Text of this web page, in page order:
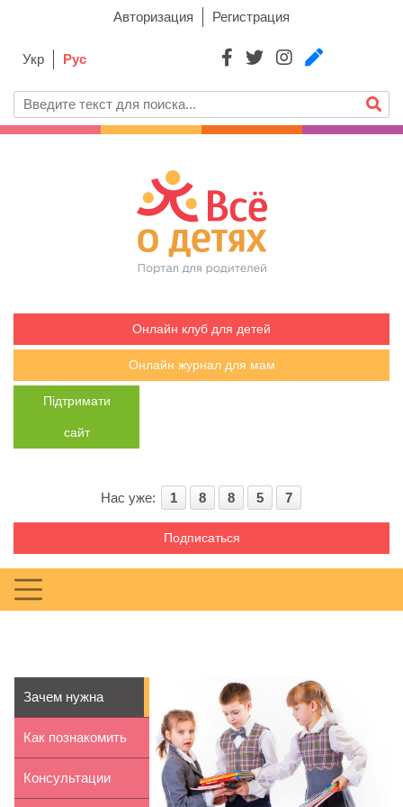
Авторизация Регистрация
Укр Рус
Онлайн клуб для детей
Онлайн журнал для мам
Підтримати
сайт
Нас уже: 1 8 8 5 7
Подписаться
Зачем нужна
школьная форма
Как познакомить
ребенка с осенью
Консультации